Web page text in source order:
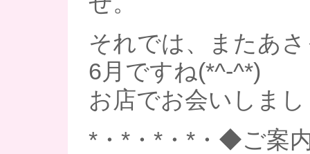
それでは、またあ
6月ですね(*^-^*)
お店でお会いしま
*・*・*・*・◆ご案